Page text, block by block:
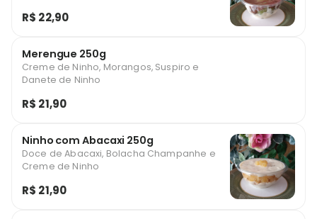
R$ 22,90
Merengue 250g
Creme de Ninho, Morangos, Suspiro e
Danete de Ninho
R$ 21,90
Ninho com Abacaxi 250g
Doce de Abacaxi, Bolacha Champanhe e
Creme de Ninho
R$ 21,90